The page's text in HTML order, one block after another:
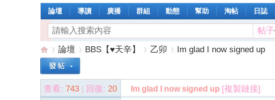
論壇 導讀 廣播 群組 動態 幫助 淘帖 日誌
帖子
操»
論壇
›
BBS【♥天辛】
›
乙卯
›
Im glad I now signed up
查看: 743 | 回復: 20 Im glad I now signed up [複製鏈接]